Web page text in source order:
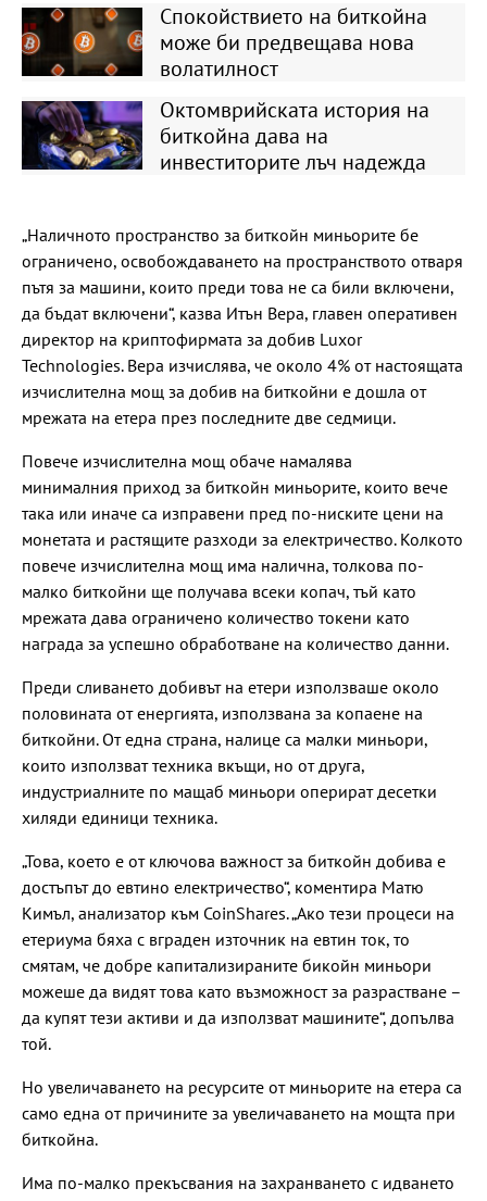
Спокойствието на биткойна
може би предвещава нова
волатилност
Октомврийската история на
биткойна дава на
инвеститорите лъч надежда
„Наличното пространство за биткойн миньорите бе
ограничено, освобождаването на пространството отваря
пътя за машини, които преди това не са били включени,
да бъдат включени“, казва Итън Вера, главен оперативен
директор на криптофирмата за добив Luxor
Technologies. Вера изчислява, че около 4% от настоящата
изчислителна мощ за добив на биткойни е дошла от
мрежата на етера през последните две седмици.
Повече изчислителна мощ обаче намалява
минималния приход за биткойн миньорите, които вече
така или иначе са изправени пред по-ниските цени на
монетата и растящите разходи за електричество. Колкото
повече изчислителна мощ има налична, толкова по-
малко биткойни ще получава всеки копач, тъй като
мрежата дава ограничено количество токени като
награда за успешно обработване на количество данни.
Преди сливането добивът на етери използваше около
половината от енергията, използвана за копаене на
биткойни. От една страна, налице са малки миньори,
които използват техника вкъщи, но от друга,
индустриалните по мащаб миньори оперират десетки
хиляди единици техника.
„Това, което е от ключова важност за биткойн добива е
достъпът до евтино електричество“, коментира Матю
Кимъл, анализатор към CoinShares. „Ако тези процеси на
етериума бяха с вграден източник на евтин ток, то
смятам, че добре капитализираните бикойн миньори
можеше да видят това като възможност за разрастване –
да купят тези активи и да използват машините“, допълва
той.
Но увеличаването на ресурсите от миньорите на етера са
само една от причините за увеличаването на мощта при
биткойна.
Има по-малко прекъсвания на захранването с идването